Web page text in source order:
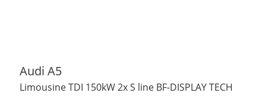
Audi A5
Limousine TDI 150kW 2x S line BF-DISPLAY TECH